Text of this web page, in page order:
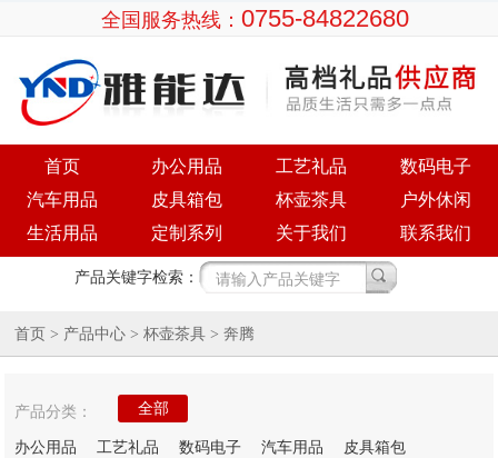
全国服务热线： 0755-84822680
首页 办公用品 工艺礼品
数码电子
汽车用品
皮具箱包 杯壶茶具
户外休闲
生活用品
定制系列 关于我们 联系我们
产品关键字检索：
首页 > 产品中心 > 杯壶茶具 > 奔腾
产品分类： 全部
办公用品 工艺礼品 数码电子 汽车用品
皮具箱包